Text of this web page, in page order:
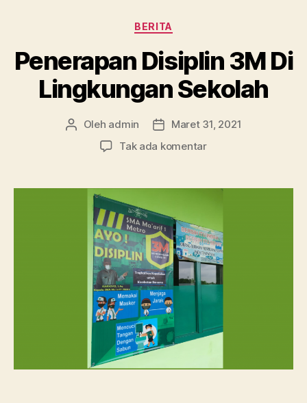
Kategori
BERITA
Penerapan Disiplin 3M Di
Lingkungan Sekolah
Penulis
artikel
Oleh admin
Tanggal
artikel
Maret 31, 2021
Tak ada komentarpada
3M
Sekolah